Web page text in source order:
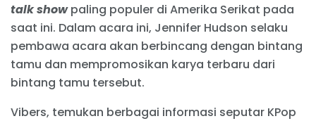
talk showpaling populer di Amerika Serikat pada
saat ini. Dalam acara ini, Jennifer Hudson selaku
pembawa acara akan berbincang dengan bintang
tamu dan mempromosikan karya terbaru dari
bintang tamu tersebut.
Vibers, temukan berbagai informasi seputar KPop